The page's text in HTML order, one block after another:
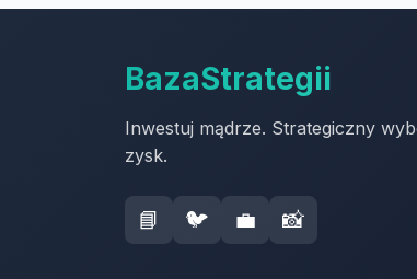
BazaStrategii
Inwestuj mądrze. Strategiczny
zysk.
📘 🐦 💼 📸